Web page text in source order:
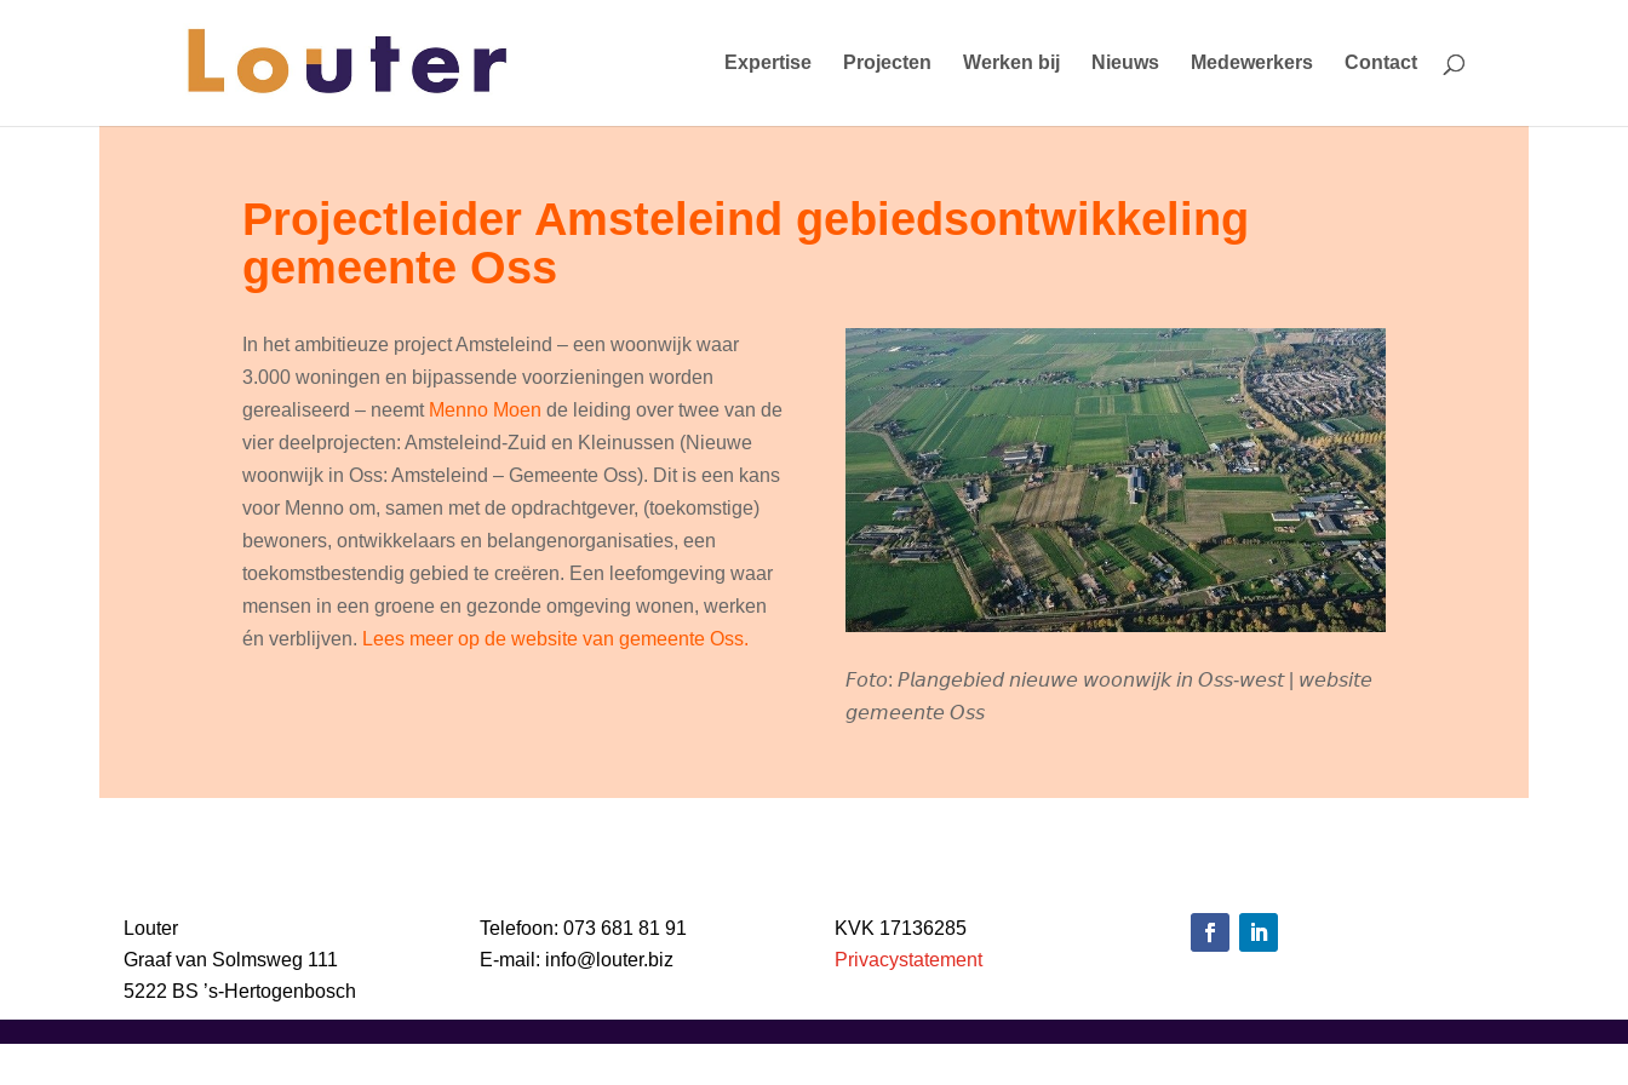
Expertise Projecten Werken bij Nieuws Medewerkers Contact
Projectleider Amsteleind gebiedsontwikkeling
gemeente Oss
In het ambitieuze project Amsteleind – een woonwijk waar
3.000 woningen en bijpassende voorzieningen worden
gerealiseerd – neemt Menno Moen de leiding over twee van de
vier deelprojecten: Amsteleind-Zuid en Kleinussen (Nieuwe
woonwijk in Oss: Amsteleind – Gemeente Oss). Dit is een kans
voor Menno om, samen met de opdrachtgever, (toekomstige)
bewoners, ontwikkelaars en belangenorganisaties, een
toekomstbestendig gebied te creëren. Een leefomgeving waar
mensen in een groene en gezonde omgeving wonen, werken
én verblijven. Lees meer op de website van gemeente Oss.
𝘍𝘰𝘵𝘰: 𝘗𝘭𝘢𝘯𝘨𝘦𝘣𝘪𝘦𝘥 𝘯𝘪𝘦𝘶𝘸𝘦 𝘸𝘰𝘰𝘯𝘸𝘪𝘫𝘬 𝘪𝘯 𝘖𝘴𝘴-𝘸𝘦𝘴𝘵 | 𝘸𝘦𝘣𝘴𝘪𝘵𝘦
𝘨𝘦𝘮𝘦𝘦𝘯𝘵𝘦 𝘖𝘴𝘴
Louter
Graaf van Solmsweg 111
5222 BS ’s-Hertogenbosch
Telefoon: 073 681 81 91
E-mail: info@louter.biz
KVK 17136285
Privacystatement